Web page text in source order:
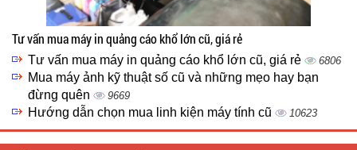
Tư vấn mua máy in quảng cáo khổ lớn cũ, giá rẻ
Tư vấn mua máy in quảng cáo khổ lớn cũ, giá rẻ 6806
Mua máy ảnh kỹ thuật số cũ và những mẹo hay bạn
đừng quên
9669
Hướng dẫn chọn mua linh kiện máy tính cũ 10623